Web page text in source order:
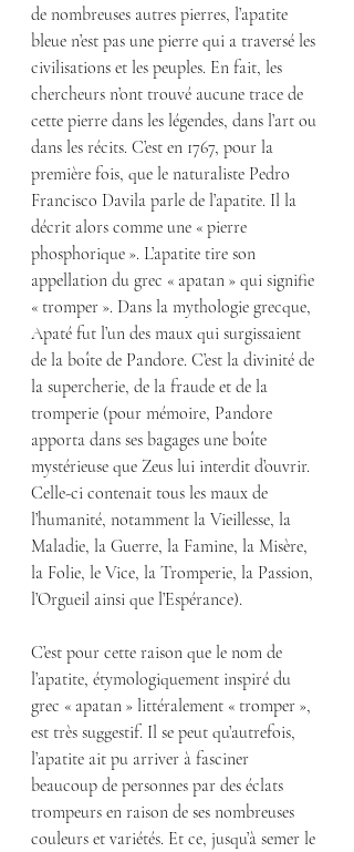
de nombreuses autres pierres, l’apatite
bleue n’est pas une pierre qui a traversé les
civilisations et les peuples. En fait, les
chercheurs n’ont trouvé aucune trace de
cette pierre dans les légendes, dans l’art ou
dans les récits. C’est en 1767, pour la
première fois, que le naturaliste Pedro
Francisco Davila parle de l’apatite. Il la
décrit alors comme une « pierre
phosphorique ». L’apatite tire son
appellation du grec « apatan » qui signifie
« tromper ». Dans la mythologie grecque,
Apaté fut l’un des maux qui surgissaient
de la boîte de Pandore. C’est la divinité de
la supercherie, de la fraude et de la
tromperie (pour mémoire, Pandore
apporta dans ses bagages une boîte
mystérieuse que Zeus lui interdit d’ouvrir.
Celle-ci contenait tous les maux de
l’humanité, notamment la Vieillesse, la
Maladie, la Guerre, la Famine, la Misère,
la Folie, le Vice, la Tromperie, la Passion,
l’Orgueil ainsi que l’Espérance).
C’est pour cette raison que le nom de
l’apatite, étymologiquement inspiré du
grec « apatan » littéralement « tromper »,
est très suggestif. Il se peut qu’autrefois,
l’apatite ait pu arriver à fasciner
beaucoup de personnes par des éclats
trompeurs en raison de ses nombreuses
couleurs et variétés. Et ce, jusqu’à semer le